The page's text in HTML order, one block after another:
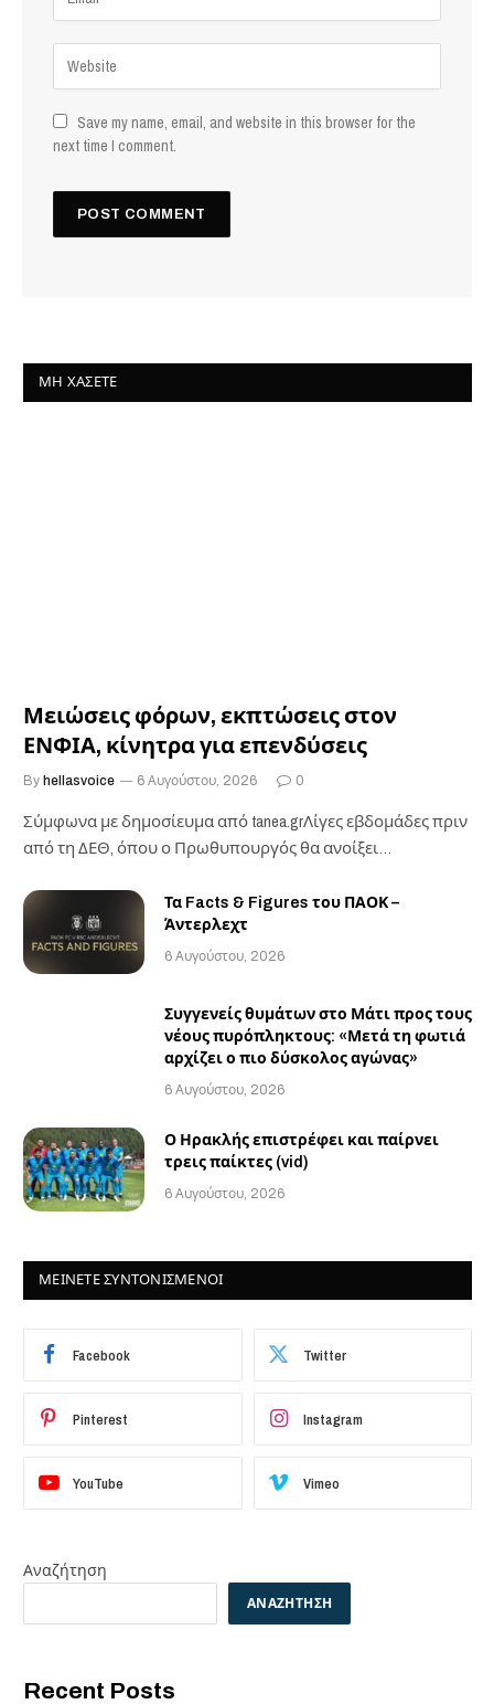
Save my name, email, and website in this browser for the
next time I comment.
ΜΗ ΧΆΣΕΤΕ
Μειώσεις φόρων, εκπτώσεις στον
ΕΝΦΙΑ, κίνητρα για επενδύσεις
By hellasvoice 6 Αυγούστου, 2026 0
Σύμφωνα με δημοσίευμα από tanea.grΛίγες εβδομάδες πριν
από τη ΔΕΘ, όπου ο Πρωθυπουργός θα ανοίξει…
Τα Facts & Figures του ΠΑΟΚ –
Άντερλεχτ
6 Αυγούστου, 2026
Συγγενείς θυμάτων στο Μάτι προς τους
νέους πυρόπληκτους: «Μετά τη φωτιά
αρχίζει ο πιο δύσκολος αγώνας»
6 Αυγούστου, 2026
Ο Ηρακλής επιστρέφει και παίρνει
τρεις παίκτες (vid)
6 Αυγούστου, 2026
ΜΕΙΝΕΤΕ ΣΥΝΤΟΝΙΣΜΕΝΟΙ
Facebook Twitter
Pinterest Instagram
YouTube Vimeo
Αναζήτηση
ΑΝΑΖΉΤΗΣΗ
Recent Posts